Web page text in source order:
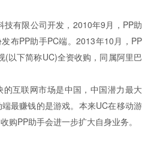
有限公司开发，2010年9月，PP助
布PP助手PC端。2013年10月，PP
(以下简称UC)全资收购，同属阿里巴
互联网市场是中国，中国潜力最大
最赚钱的是游戏。本来UC在移动游
购PP助手会进一步扩大自身业务。